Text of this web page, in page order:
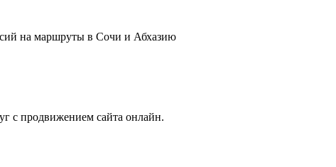
на маршруты в Сочи и Абхазию
с продвижением сайта онлайн.